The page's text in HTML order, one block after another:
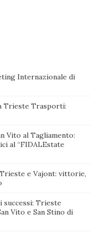
Internazionale di
Trieste Trasporti:
Vito al Tagliamento:
al “FIDALEstate
e Vajont: vittorie,
successi: Trieste
Vito e San Stino di